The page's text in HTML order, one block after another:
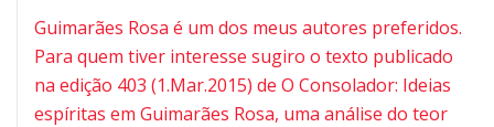
Guimarães Rosa é um dos meus autores preferidos.
Para quem tiver interesse sugiro o texto publicado
na edição 403 (1.Mar.2015) de O Consolador: Ideias
espíritas em Guimarães Rosa, uma análise do teor